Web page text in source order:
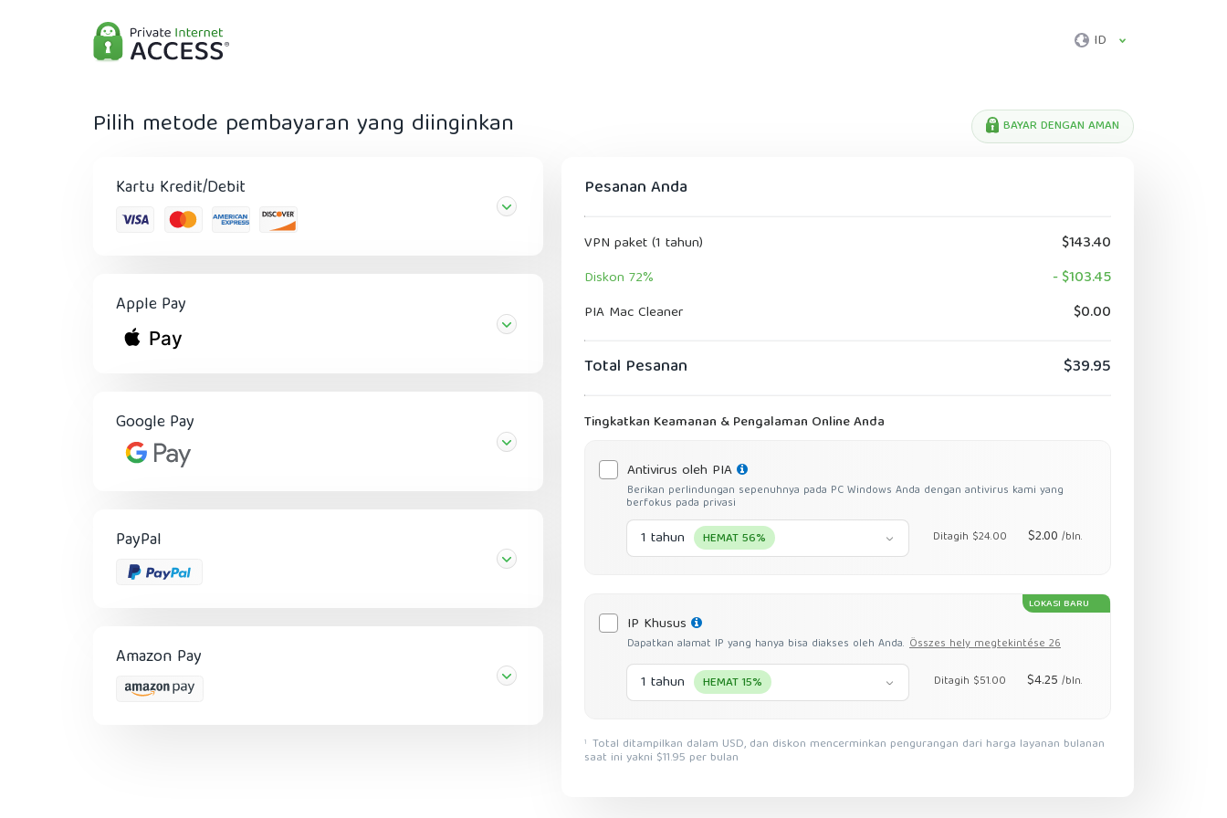
ID
Pilih metode pembayaran yang diinginkan BAYAR DENGAN AMAN
Kartu Kredit/Debit
Apple Pay
Google Pay
PayPal
Amazon Pay
Pesanan Anda
VPN paket (1 tahun) $143.40
Diskon 72% - $103.45
PIA Mac Cleaner $0.00
Total Pesanan $39.95
Tingkatkan Keamanan & Pengalaman Online Anda
Antivirus oleh PIA
Berikan perlindungan sepenuhnya pada PC Windows Anda dengan antivirus kami yang
berfokus pada privasi
1 tahun HEMAT 56% $2.00 /bln.
Ditagih $24.00
LOKASI BARU
IP Khusus
Dapatkan alamat IP yang hanya bisa diakses oleh Anda. Összes hely megtekintése 26
1 tahun HEMAT 15% $4.25/bln.
Ditagih $51.00
1 Total ditampilkan dalam USD, dan diskon mencerminkan pengurangan dari harga layanan bulanan
saat ini yakni $11.95 per bulan